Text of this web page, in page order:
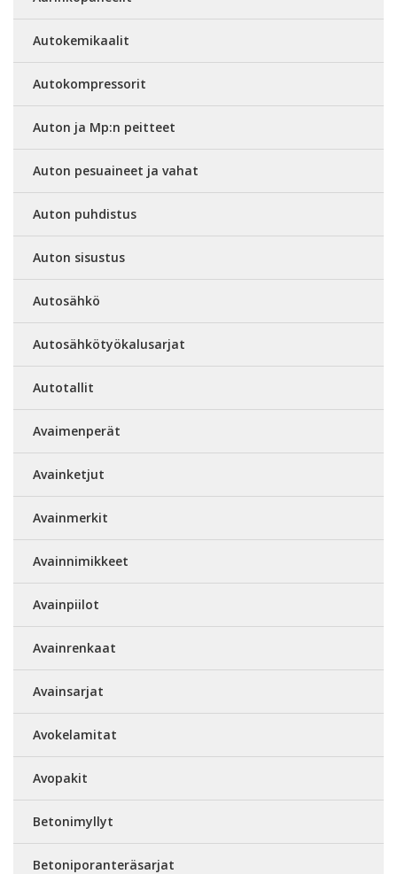
Autokemikaalit
Autokompressorit
Auton ja Mp:n peitteet
Auton pesuaineet ja vahat
Auton puhdistus
Auton sisustus
Autosähkö
Autosähkötyökalusarjat
Autotallit
Avaimenperät
Avainketjut
Avainmerkit
Avainnimikkeet
Avainpiilot
Avainrenkaat
Avainsarjat
Avokelamitat
Avopakit
Betonimyllyt
Betoniporanteräsarjat